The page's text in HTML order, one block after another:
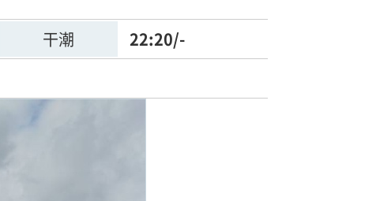
干潮
22:20/-